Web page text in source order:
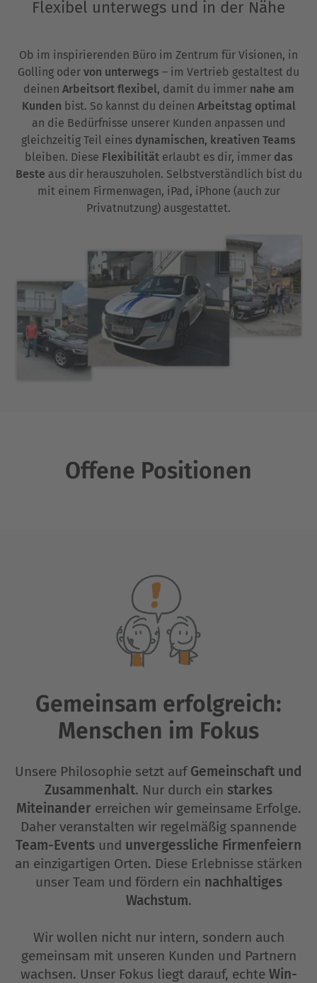
Flexibel unterwegs und in der Nähe
Ob im inspirierenden Büro im Zentrum für Visionen, in
Golling oder von unterwegs – im Vertrieb gestaltest du
deinen Arbeitsort flexibel, damit du immer nahe am
Kunden bist. So kannst du deinen Arbeitstag optimal
an die Bedürfnisse unserer Kunden anpassen und
gleichzeitig Teil eines dynamischen, kreativen Teams
bleiben. Diese Flexibilitäterlaubt es dir, immer das
Beste aus dir herauszuholen. Selbstverständlich bist du
mit einem Firmenwagen, iPad, iPhone (auch zur
Privatnutzung) ausgestattet.
Offene Positionen
Gemeinsam erfolgreich:
Menschen im Fokus
Unsere Philosophie setzt auf Gemeinschaft und
Zusammenhalt. Nur durch ein starkes
Miteinandererreichen wir gemeinsame Erfolge.
Daher veranstalten wir regelmäßig spannende
Team-Events und unvergessliche Firmenfeiern
an einzigartigen Orten. Diese Erlebnisse stärken
unser Team und fördern ein nachhaltiges
Wachstum.
Wir wollen nicht nur intern, sondern auch
gemeinsam mit unseren Kunden und Partnern
wachsen. Unser Fokus liegt darauf, echte Win-